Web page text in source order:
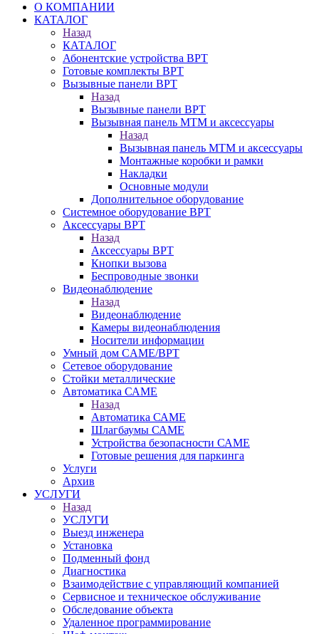
О КОМПАНИИ
КАТАЛОГ
Назад
КАТАЛОГ
Абонентские устройства BPT
Готовые комплекты BPT
Вызывные панели BPT
Назад
Вызывные панели BPT
Вызывная панель MTM и аксессуары
Назад
Вызывная панель MTM и аксессуары
Монтажные коробки и рамки
Накладки
Основные модули
Дополнительное оборудование
Системное оборудование BPT
Аксессуары BPT
Назад
Аксессуары BPT
Кнопки вызова
Беспроводные звонки
Видеонаблюдение
Назад
Видеонаблюдение
Камеры видеонаблюдения
Носители информации
Умный дом CAME/BPT
Сетевое оборудование
Стойки металлические
Автоматика САМЕ
Назад
Автоматика САМЕ
Шлагбаумы САМЕ
Устройства безопасности САМЕ
Готовые решения для паркинга
Услуги
Архив
УСЛУГИ
Назад
УСЛУГИ
Выезд инженера
Установка
Подменный фонд
Диагностика
Взаимодействие с управляющий компанией
Сервисное и техническое обслуживание
Обследование объекта
Удаленное программирование